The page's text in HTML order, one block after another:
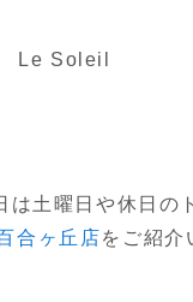
Le Soleil
土曜日や休日
合ヶ丘店をご紹介